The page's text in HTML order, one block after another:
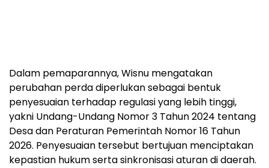
Dalam pemaparannya, Wisnu mengatakan
perubahan perda diperlukan sebagai bentuk
penyesuaian terhadap regulasi yang lebih tinggi,
yakni Undang-Undang Nomor 3 Tahun 2024 tentang
Desa dan Peraturan Pemerintah Nomor 16 Tahun
2026. Penyesuaian tersebut bertujuan menciptakan
kepastian hukum serta sinkronisasi aturan di daerah.